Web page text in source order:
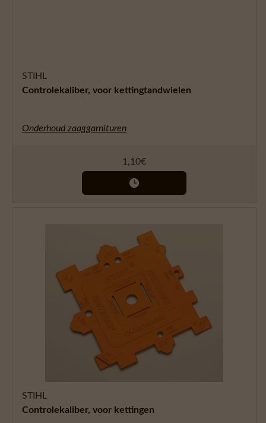
STIHL
Controlekaliber, voor kettingtandwielen
Onderhoud zaaggarnituren
1,10€
STIHL
Controlekaliber, voor kettingen